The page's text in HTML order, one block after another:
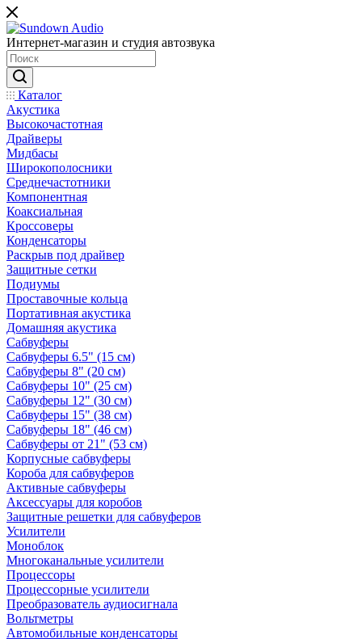
Интернет-магазин и студия автозвука
Каталог
Акустика
Высокочастотная
Драйверы
Мидбасы
Широкополосники
Среднечастотники
Компонентная
Коаксиальная
Кроссоверы
Конденсаторы
Раскрыв под драйвер
Защитные сетки
Подиумы
Проставочные кольца
Портативная акустика
Домашняя акустика
Сабвуферы
Сабвуферы 6.5" (15 см)
Сабвуферы 8" (20 см)
Сабвуферы 10" (25 см)
Сабвуферы 12" (30 см)
Сабвуферы 15" (38 см)
Сабвуферы 18" (46 см)
Сабвуферы от 21" (53 см)
Корпусные сабвуферы
Короба для сабвуферов
Активные сабвуферы
Аксессуары для коробов
Защитные решетки для сабвуферов
Усилители
Моноблок
Многоканальные усилители
Процессоры
Процессорные усилители
Преобразователь аудиосигнала
Вольтметры
Автомобильные конденсаторы